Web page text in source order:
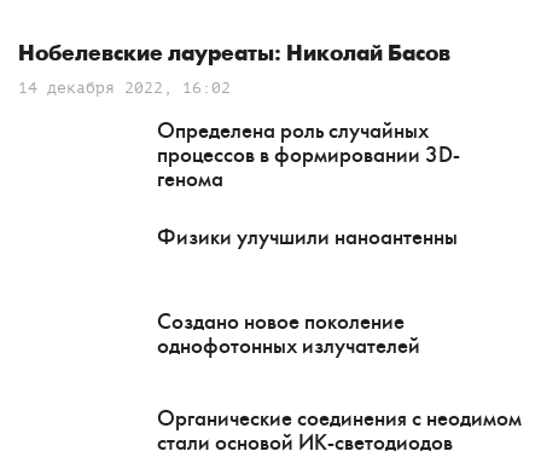
Нобелевские лауреаты: Николай Басов
14 декабря 2022, 16:02
Определена роль случайных
процессов в формировании 3D-
генома
Физики улучшили наноантенны
Создано новое поколение
однофотонных излучателей
Органические соединения с неодимом
стали основой ИК-светодиодов